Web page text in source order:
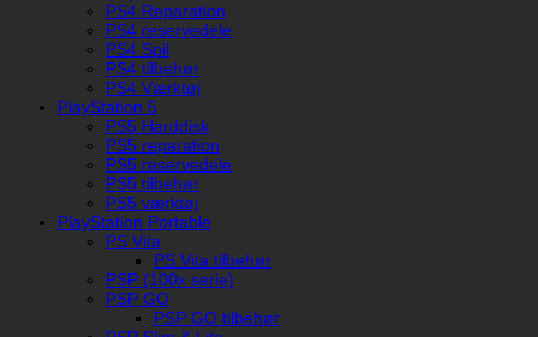
PS4 Reparation
PS4 reservedele
PS4 Spil
PS4 tilbehør
PS4 Værktøj
PlayStation 5
PS5 Harddisk
PS5 reparation
PS5 reservedele
PS5 tilbehør
PS5 værktøj
PlayStation Portable
PS Vita
PS Vita tilbehør
PSP (100x serie)
PSP GO
PSP GO tilbehør